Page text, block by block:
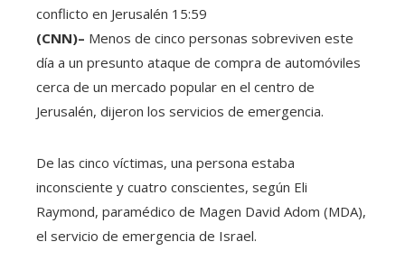
conflicto en Jerusalén 15:59
(CNN)– Menos de cinco personas sobreviven este
día a un presunto ataque de compra de automóviles
cerca de un mercado popular en el centro de
Jerusalén, dijeron los servicios de emergencia.
De las cinco víctimas, una persona estaba
inconsciente y cuatro conscientes, según Eli
Raymond, paramédico de Magen David Adom (MDA),
el servicio de emergencia de Israel.